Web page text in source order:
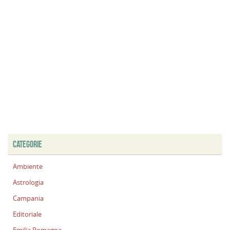
CATEGORIE
Ambiente
Astrologia
Campania
Editoriale